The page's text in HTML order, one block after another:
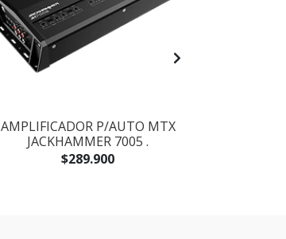
AMPLIFICADOR P/AUTO MTX
JACKHAMMER 7005 .
$289.900